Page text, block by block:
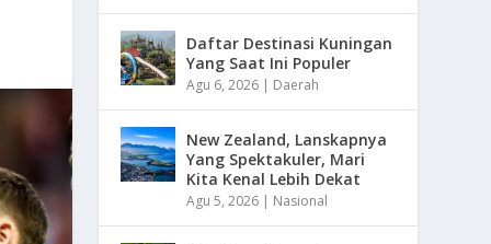
Daftar Destinasi Kuningan
Yang Saat Ini Populer
Agu 6, 2026 | Daerah
New Zealand, Lanskapnya
Yang Spektakuler, Mari
Kita Kenal Lebih Dekat
Agu 5, 2026 | Nasional